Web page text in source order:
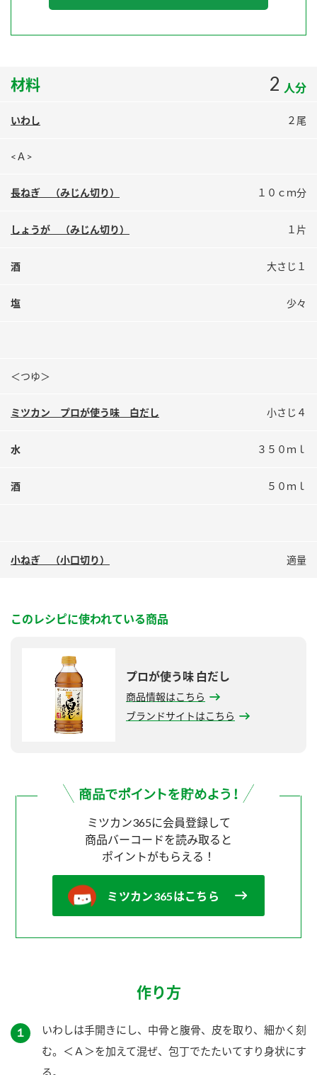
スペシャルサイト
お酢を知ろう！
ぽん酢サワー
各部門が大切にしていること
よくあるご質問
地図から取り扱い店舗を探す
検索
業務用サイト 製造所固有記号一覧
材料 2 人分
いわし ２尾
<Ａ>
長ねぎ （みじん切り） １０ｃｍ分
しょうが （みじん切り） １片
酒 大さじ１
塩 少々
＜つゆ＞
ミツカン プロが使う味 白だし 小さじ４
水 ３５０ｍｌ
酒 ５０ｍｌ
小ねぎ （小口切り） 適量
このレシピに使われている商品
プロが使う味 白だし
商品情報はこちら
ブランドサイトはこちら
ミツカン365に会員登録して
商品バーコードを読み取ると
ポイントがもらえる！
ミツカン365はこちら
作り方
１
いわしは手開きにし、中骨と腹骨、皮を取り、細かく刻
む。＜Ａ＞を加えて混ぜ、包丁でたたいてすり身状にす
る。